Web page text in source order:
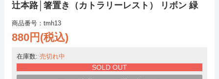
辻本路│箸置き（カトラリーレスト） リボン 緑
商品番号：tmh13
880円(税込)
在庫数: 売切れ中
SOLD OUT